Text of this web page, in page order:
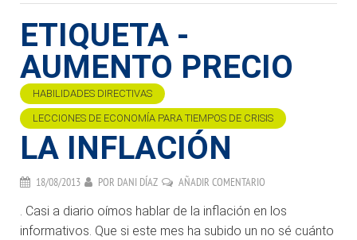
ETIQUETA -
AUMENTO PRECIO
HABILIDADES DIRECTIVAS
LECCIONES DE ECONOMÍA PARA TIEMPOS DE CRISIS
LA INFLACIÓN
18/08/2013 POR DANI DÍAZ AÑADIR COMENTARIO
. Casi a diario oímos hablar de la inflación en los
informativos. Que si este mes ha subido un no sé cuánto